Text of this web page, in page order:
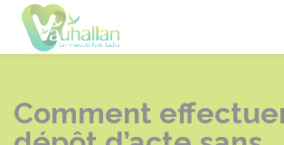
Comment